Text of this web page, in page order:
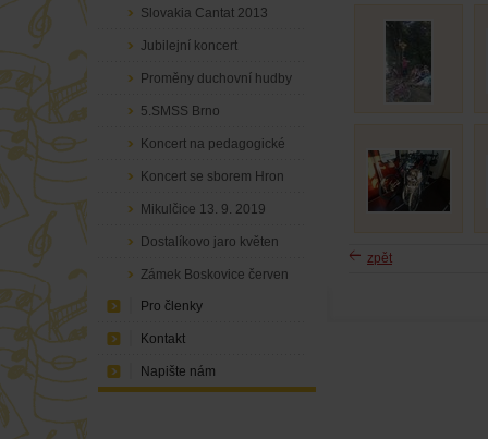
zpět
Slovakia Cantat 2013
Jubilejní koncert
Proměny duchovní hudby
5.SMSS Brno
Koncert na pedagogické
fakultě květen 2019
Koncert se sborem Hron
23. 11. 2019
Mikulčice 13. 9. 2019
Dostalíkovo jaro květen
2019
Zámek Boskovice červen
2019
Pro členky
Kontakt
Napište nám